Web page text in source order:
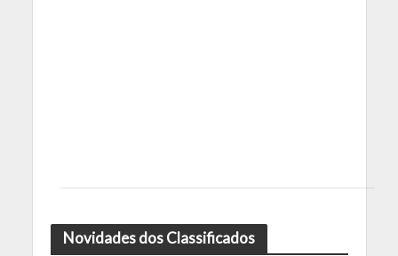
Novidades dos Classificados